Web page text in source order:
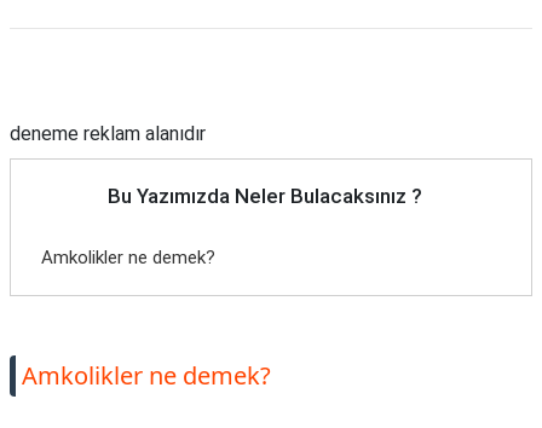
deneme reklam alanıdır
Bu Yazımızda Neler Bulacaksınız ?
Amkolikler ne demek?
Amkolikler ne demek?